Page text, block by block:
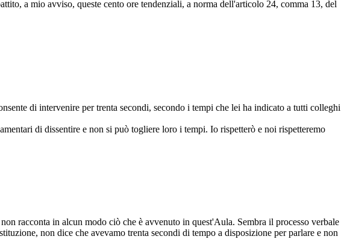
a mio avviso, queste cento ore tendenziali, a norma dell'articolo 24, comma 13, del
di intervenire per trenta secondi, secondo i tempi che lei ha indicato a tutti colleghi
di dissentire e non si può togliere loro i tempi. Io rispetterò e noi rispetteremo
racconta in alcun modo ciò che è avvenuto in quest'Aula. Sembra il processo verbale
non dice che avevamo trenta secondi di tempo a disposizione per parlare e non